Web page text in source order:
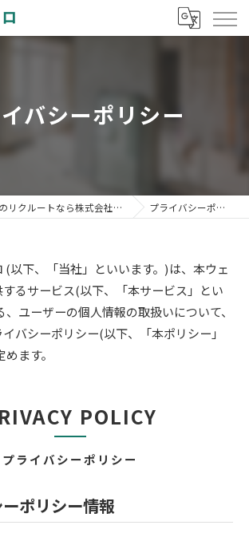
バシーポリシー
東京周辺で解体のリクルートなら株式会社マスヒロ プライバシーポリシー
(以下、「当社」といいます。)は、本ウェ
るサービス(以下、「本サービス」とい
、ユーザーの個人情報の取扱いについて、
バシーポリシー(以下、「本ポリシー」
ます。
プライバシーポリシー
POLICY
ポリシー情報